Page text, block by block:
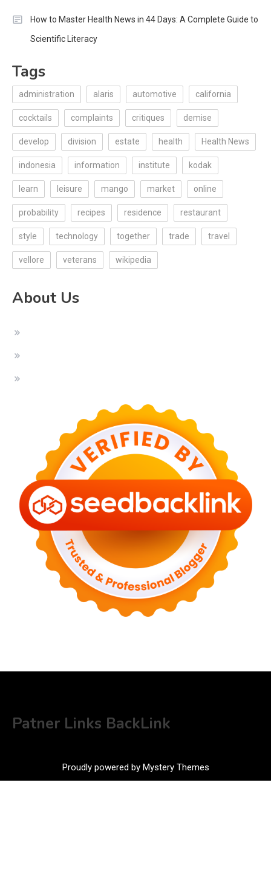
How to Master Health News in 44 Days: A Complete Guide to
Scientific Literacy
Tags
administration alaris automotive california
cocktails complaints critiques demise
develop division estate health Health News
indonesia information institute kodak
learn leisure mango market online
probability recipes residence restaurant
style technology together trade travel
vellore veterans wikipedia
About Us
Patner Links BackLink
Proudly powered by Mystery Themes